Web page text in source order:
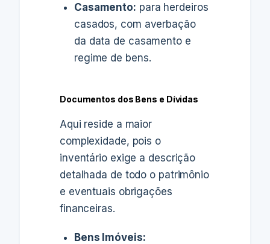
Casamento: para herdeiros
casados, com averbação
da data de casamento e
regime de bens.
Documentos dos Bens e Dívidas
Aqui reside a maior
complexidade, pois o
inventário exige a descrição
detalhada de todo o patrimônio
e eventuais obrigações
financeiras.
Bens Imóveis: